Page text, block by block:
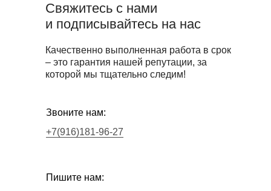
Свяжитесь с нами
и подписывайтесь на нас
Качественно выполненная работа в срок
– это гарантия нашей репутации, за
которой мы тщательно следим!
+7(916)181-96-27
Звоните нам:
Пишите нам: